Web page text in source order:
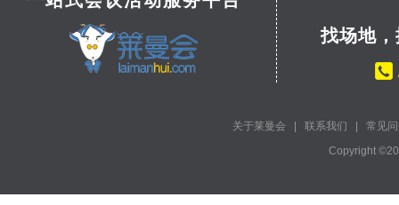
找场地
关于莱曼会 联系我们
常见
Copyright